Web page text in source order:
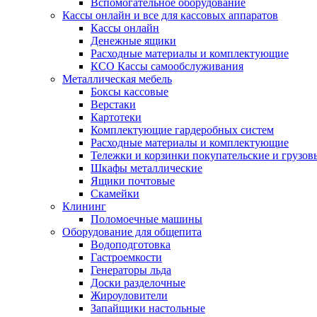
Вспомогательное оборудование
Кассы онлайн и все для кассовых аппаратов
Кассы онлайн
Денежные ящики
Расходные материалы и комплектующие
КСО Кассы самообслуживания
Металлическая мебель
Боксы кассовые
Верстаки
Картотеки
Комплектующие гардеробных систем
Расходные материалы и комплектующие
Тележки и корзинки покупательские и
Шкафы металлические
Ящики почтовые
Скамейки
Клининг
Поломоечные машины
Оборудование для общепита
Водоподготовка
Гастроемкости
Генераторы льда
Доски разделочные
Жироуловители
Запайщики настольные